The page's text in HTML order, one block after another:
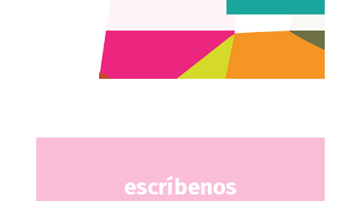
escríbenos